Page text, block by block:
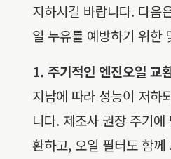
지하시길 바랍니다. 다음
일 누유를 예방하기 위한
1. 주기적인 엔진오일 교
지남에 따라 성능이 저하
니다. 제조사 권장 주기
환하고, 오일 필터도 함께